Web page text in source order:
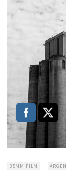
35MM FILM